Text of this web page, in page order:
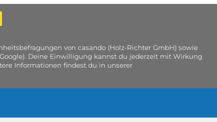
von casando (Holz-Richter GmbH) sowie
Deine Einwilligung kannst du jederzeit mit Wirkung
Informationen findest du in unserer